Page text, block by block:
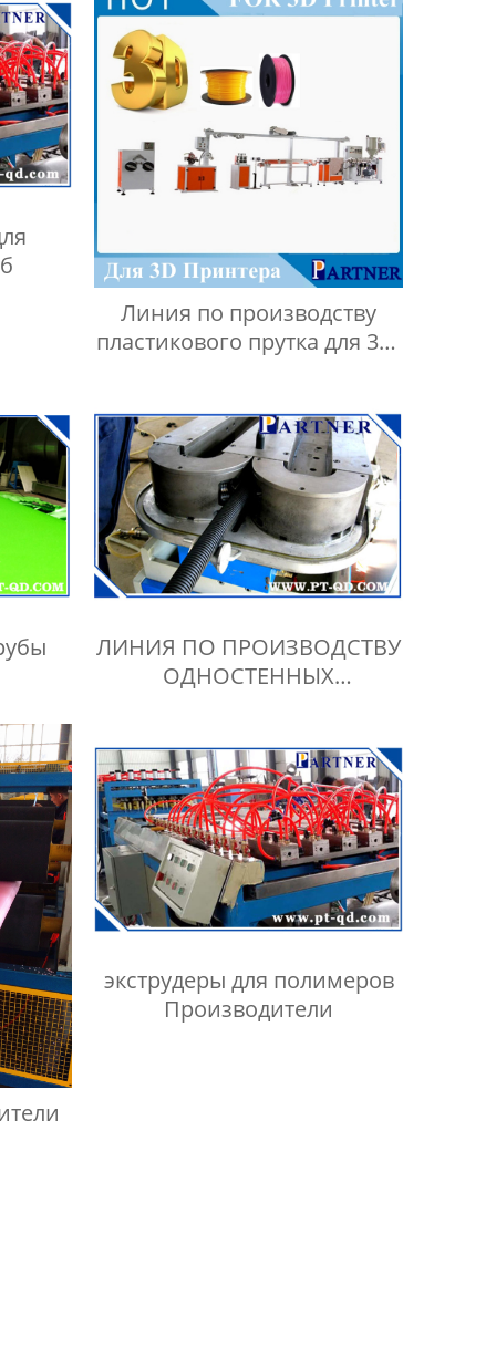
Линия по производству
пластикового прутка для 3D-
ЛИНИЯ ПО ПРОИЗВОДСТВУ
ОДНОСТЕННЫХ
экструдеры для полимеров
Производители